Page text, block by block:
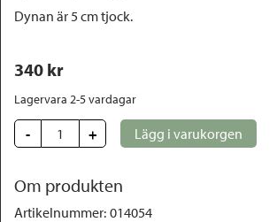
Dynan är 5 cm tjock.
340 kr
Lagervara 2-5 vardagar
- + Lägg i varukorgen
Om produkten
Artikelnummer: 014054